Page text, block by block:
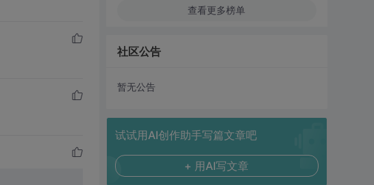
查看更多榜单
社区公告
暂无公告
试试用AI创作助手写篇文章吧
+ 用AI写文章